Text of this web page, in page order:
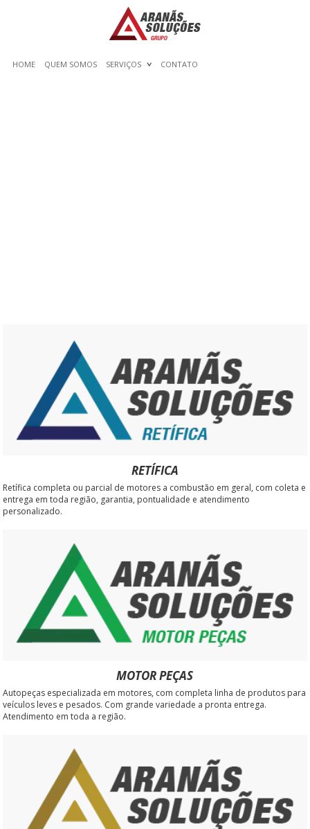
HOME QUEM SOMOS SERVIÇOS CONTATO
RETÍFICA
Retífica completa ou parcial de motores a combustão em geral, com coleta e
entrega em toda região, garantia, pontualidade e atendimento
personalizado.
MOTOR PEÇAS
Autopeças especializada em motores, com completa linha de produtos para
veículos leves e pesados. Com grande variedade a pronta entrega.
Atendimento em toda a região.